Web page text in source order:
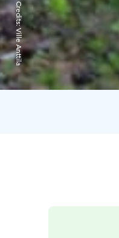
Credits:
Ville Anttila